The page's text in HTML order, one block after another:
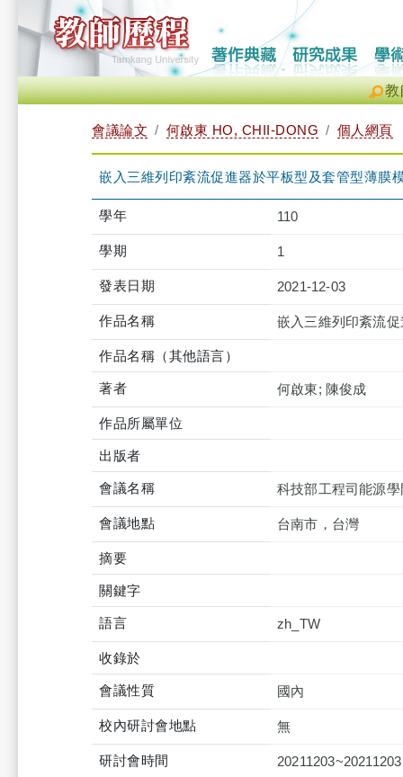
教
會議論文 何啟東 HO, CHII-DONG 個人網頁
嵌入三維列印紊流促進器於平板型及套管型薄膜
學年 110
學期 1
發表日期 2021-12-03
作品名稱 嵌入三維列印紊流
作品名稱（其他語言）
著者 何啟東; 陳俊成
作品所屬單位
出版者
會議名稱 科技部工程司能源
會議地點 台南市，台灣
摘要
關鍵字
語言 zh_TW
收錄於
會議性質 國內
校內研討會地點 無
研討會時間 20211203~20211203